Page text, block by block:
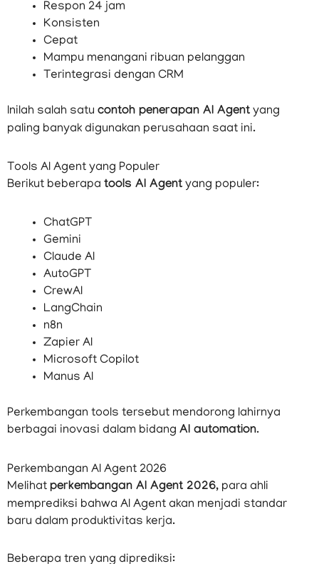
Respon 24 jam
Konsisten
Cepat
Mampu menangani ribuan pelanggan
Terintegrasi dengan CRM
Inilah salah satu contoh penerapan AI Agent yang
paling banyak digunakan perusahaan saat ini.
Tools AI Agent yang Populer
Berikut beberapa tools AI Agent yang populer:
ChatGPT
Gemini
Claude AI
AutoGPT
CrewAI
LangChain
n8n
Zapier AI
Microsoft Copilot
Manus AI
Perkembangan tools tersebut mendorong lahirnya
berbagai inovasi dalam bidang AI automation.
Perkembangan AI Agent 2026
Melihat perkembangan AI Agent 2026, para ahli
memprediksi bahwa AI Agent akan menjadi standar
baru dalam produktivitas kerja.
Beberapa tren yang diprediksi: